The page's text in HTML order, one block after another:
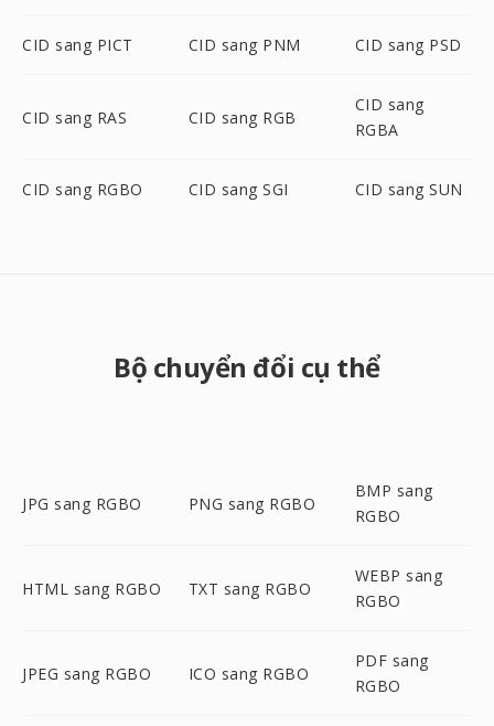
CID sang PICT CID sang PNM CID sang PSD
CID sang RAS CID sang RGB
CID sang
RGBA
CID sang RGBO CID sang SGI CID sang SUN
Bộ chuyển đổi cụ thể
JPG sang RGBO PNG sang RGBO
BMP sang
RGBO
HTML sang RGBO TXT sang RGBO
WEBP sang
RGBO
JPEG sang RGBO ICO sang RGBO
PDF sang
RGBO